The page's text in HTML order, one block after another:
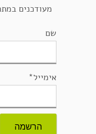
מעודכנים
שם
אימייל*